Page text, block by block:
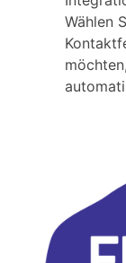
Wählen